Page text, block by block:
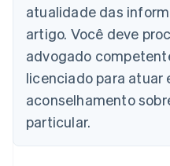
atualidade das
artigo. Você deve
advogado
licenciado para atuar
aconselhamento
particular.
Bélgica
NederlandsFrançais
Brasil
Português English
Bulgária
English
Canadá
EnglishFrançais
China continental